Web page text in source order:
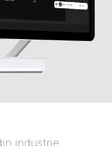
industrie